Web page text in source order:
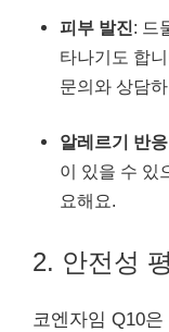
피부 발진: 드
타나기도 합
문의와 상담
알레르기 반응
이 있을 수 있
요해요.
2. 안전성
코엔자임 Q10